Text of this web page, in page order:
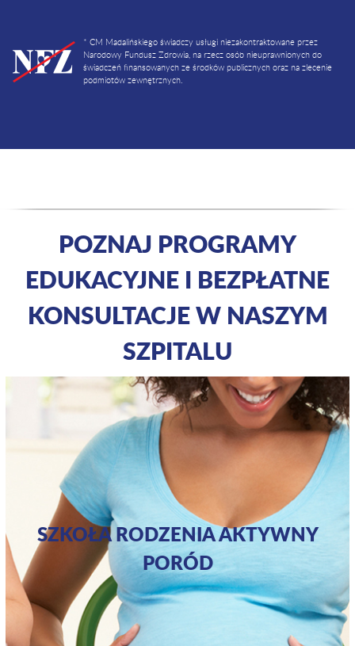
* CM Madalińskiego świadczy usługi niezakontraktowane przez
Narodowy Fundusz Zdrowia, na rzecz osób nieuprawnionych do
świadczeń finansowanych ze środków publicznych oraz na zlecenie
podmiotów zewnętrznych.
POZNAJ PROGRAMY
EDUKACYJNE I BEZPŁATNE
KONSULTACJE W NASZYM
SZPITALU
SZKOŁA RODZENIA AKTYWNY
PORÓD